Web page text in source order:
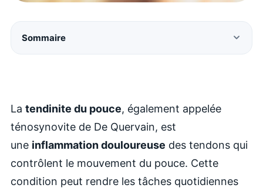
Sommaire
La tendinite du pouce, également appelée
ténosynovite de De Quervain, est
une inflammation douloureuse des tendons qui
contrôlent le mouvement du pouce. Cette
condition peut rendre les tâches quotidiennes